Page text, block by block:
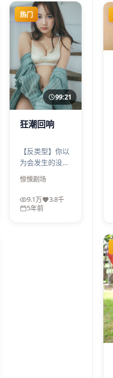
量。
热门
99:21
狂潮回响
【反类型】你以
为会发生的没发
生，你以为安全
的人最危险。狂
潮回响用惊悚做
诱饵，真正钓上
惊悚剧场
9.1万
3.8千
5年前